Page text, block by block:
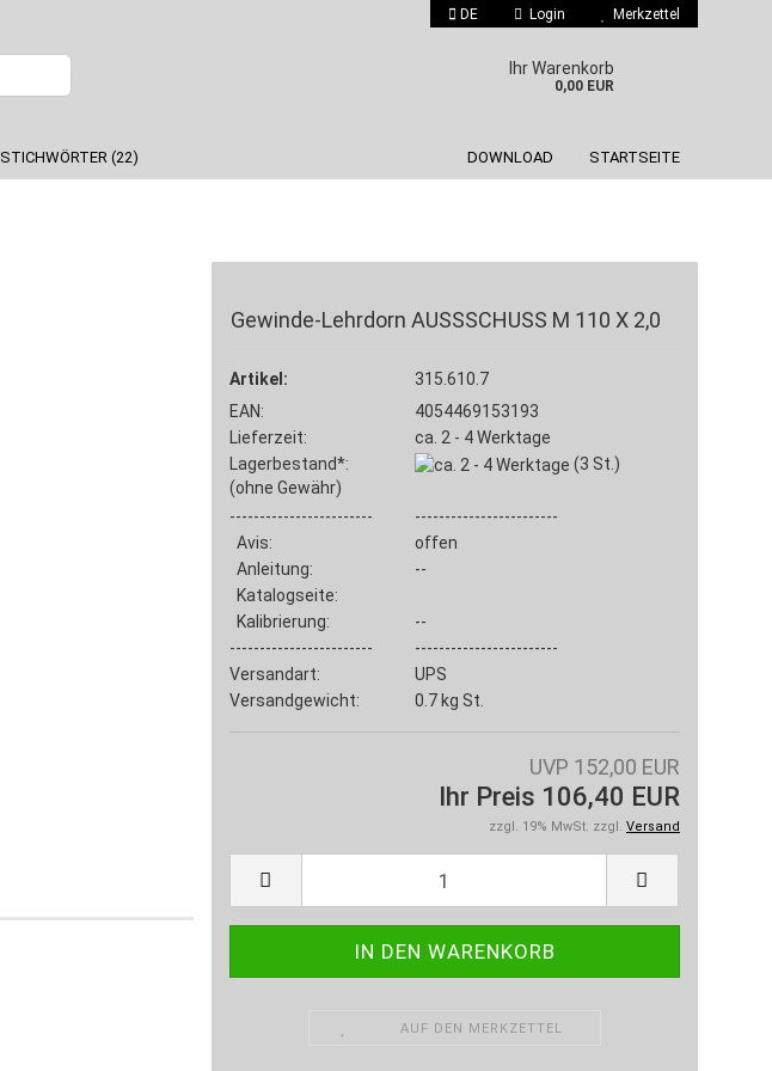
DE Login
Passwort vergessen?
Merkzettel
Ihr Warenkorb
0,00 EUR
STICHWÖRTER (22) DOWNLOAD STARTSEITE
Gewinde-Lehrdorn AUSSSCHUSS M 110 X 2,0
Artikel:
315.610.7
EAN:
4054469153193
Lieferzeit:
ca. 2 - 4 Werktage
Lagerbestand*:
(ohne Gewähr)
(3 St.)
------------------------
------------------------
Avis:
offen
Anleitung:
--
Katalogseite:
Kalibrierung:
--
------------------------
------------------------
Versandart:
UPS
Versandgewicht:
0.7kg St.
UVP 152,00 EUR
Ihr Preis 106,40 EUR
zzgl. 19% MwSt. zzgl. Versand
AUF DEN MERKZETTEL